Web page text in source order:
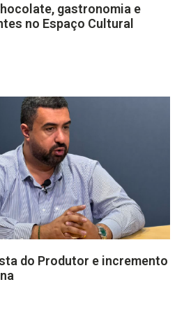
gastronomia e
no Espaço Cultural
do Produtor e incremento